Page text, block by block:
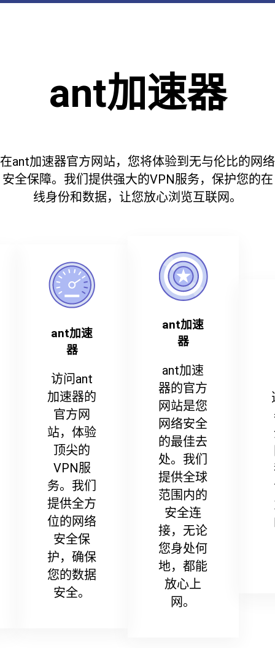
ant加速器
在ant加速器官方网站，您将体验到无与伦比的网络
安全保障。我们提供强大的VPN服务，保护您的在
线身份和数据，让您放心浏览互联网。
ant加速
器
访问ant
加速器的
官方网
站，体验
顶尖的
VPN服
务。我们
提供全方
位的网络
安全保
护，确保
您的数据
安全。
ant加速
器
ant加速
器的官方
网站是您
网络安全
的最佳去
处。我们
提供全球
范围内的
安全连
接，无论
您身处何
地，都能
放心上
网。